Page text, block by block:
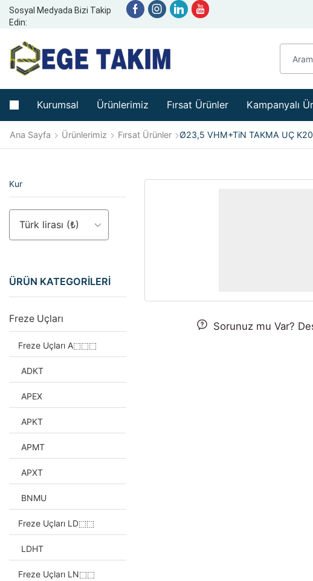
Sosyal Medyada Bizi Takip
Edin:
Kurumsal Ürünlerimiz Fırsat Ürünler Kampanyalı
Ana Sayfa Ürünlerimiz Fırsat Ürünler Ø23,5 VHM+TiN TAKMA UÇ
Sorunuz mu Var?
Kur
ÜRÜN KATEGORİLERİ
Freze Uçları
Freze Uçları A⬚⬚⬚
ADKT
APEX
APKT
APMT
APXT
BNMU
Freze Uçları LD⬚⬚
LDHT
Freze Uçları LN⬚⬚